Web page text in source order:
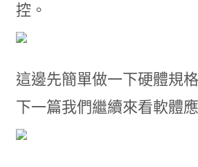
控。
這邊先簡單做一下硬體規
下一篇我們繼續來看軟體